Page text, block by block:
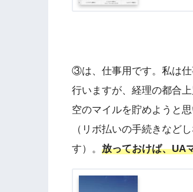
③は、仕事用です。私は仕
行いますが、経理の都合
空のマイルを貯めようと
（リボ払いの手続きなど
す）。 放っておけば、UA